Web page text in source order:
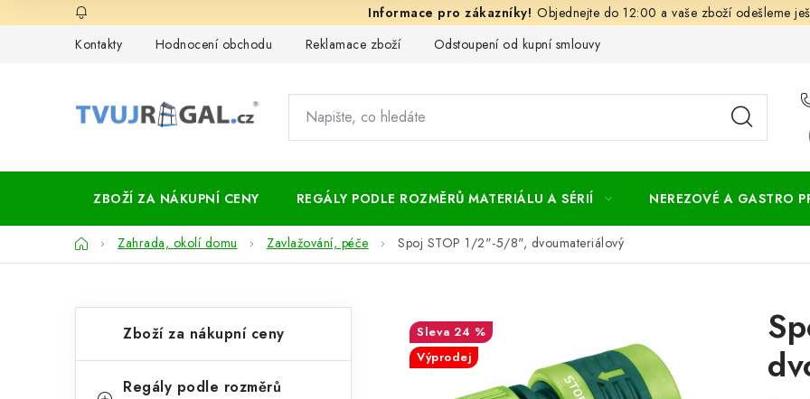
na
Objednejte do 12:00 a vaše zboží odešleme
Kontakty
Hodnocení obchodu Reklamace zboží Odstoupení od kupní smlouvy
ZBOŽÍ ZA NÁKUPNÍ CENY REGÁLY PODLE ROZMĚRŮ MATERIÁLU A SÉRIÍ NEREZOVÉ A GASTRO
DomůZahrada, okolí domu Zavlažování, péče Spoj STOP 1/2"-5/8", dvoumateriálový
okategorie
a
Zboží za nákupní ceny
Regály podle rozměrů
24 %
Výprodej